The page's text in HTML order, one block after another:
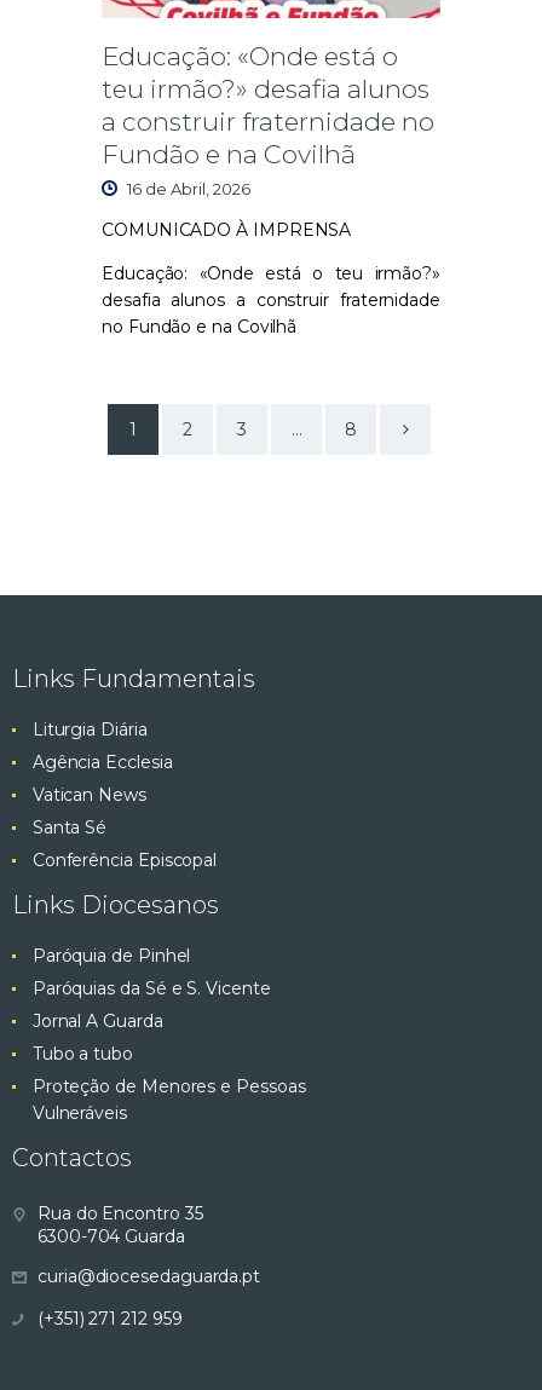
Educação: «Onde está o
teu irmão?» desafia alunos
a construir fraternidade no
Fundão e na Covilhã
16 de Abril, 2026
COMUNICADO À IMPRENSA
Educação: «Onde está o teu irmão?»
desafia alunos a construir fraternidade
no Fundão e na Covilhã
1 2 3 … 8
Links Fundamentais
Liturgia Diária
Agência Ecclesia
Vatican News
Santa Sé
Conferência Episcopal
Links Diocesanos
Paróquia de Pinhel
Paróquias da Sé e S. Vicente
Jornal A Guarda
Tubo a tubo
Proteção de Menores e Pessoas
Vulneráveis
Contactos
Rua do Encontro 35
6300-704 Guarda
curia@diocesedaguarda.pt
(+351) 271 212 959